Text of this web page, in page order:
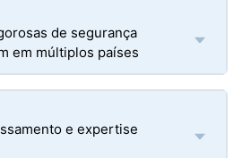
de segurança
em múltiplos países
e expertise